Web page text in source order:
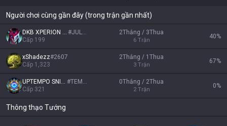
Người chơi cùng gần đây (trong trận gần nhất)
DKB XPERION NXT #JULEZ
Cấp 199
2Thắng / 3Thua
6 Trận
40%
xShadezz#2607
Cấp 1,323
2Thắng / 1Thua
3 Trận
67%
UPTEMPO SNIFFER #TEMPO
Cấp 321
0Thắng / 2Thua
2 Trận
0%
Thông thạo Tướng